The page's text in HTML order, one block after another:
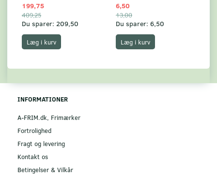
199,75
409,25
Du sparer: 209,50
Læg i kurv
6,50
13,00
Du sparer: 6,50
Læg i kurv
INFORMATIONER
A-FRIM.dk, Frimærker
Fortrolighed
Fragt og levering
Kontakt os
Betingelser & Vilkår